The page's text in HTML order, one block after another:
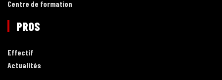
Centre de formation
PROS
Effectif
Actualités